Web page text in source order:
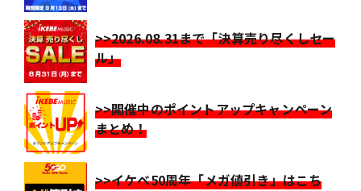
>>2026.08.31まで「決算売り尽くしセー
ル」
>>開催中のポイントアップキャンペーン
まとめ！
>>イケベ50周年「メガ値引き」はこち